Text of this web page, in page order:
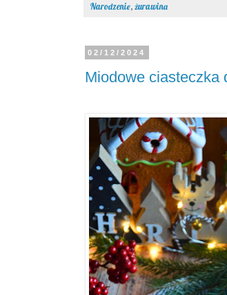
Narodzenie,żurawina
02/12/2024
Miodowe ciasteczka